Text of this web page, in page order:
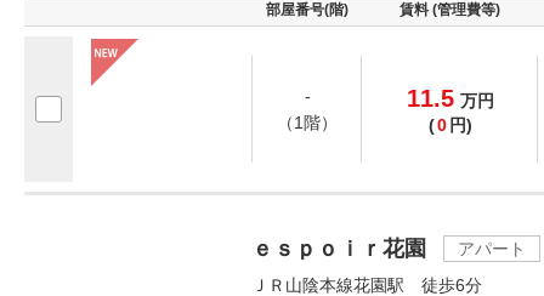
部屋番号(階) 賃料 (管理費等)
-
（1階）
11.5 万円
(0 円)
ｅｓｐｏｉｒ花園
アパート
ＪＲ山陰本線花園駅 徒歩6分